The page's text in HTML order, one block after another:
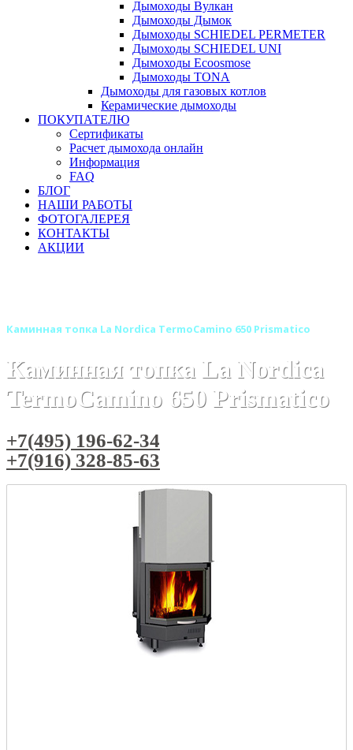
Дымоходы Вулкан
Дымоходы Дымок
Дымоходы SCHIEDEL PERMETER
Дымоходы SCHIEDEL UNI
Дымоходы Ecoosmose
Дымоходы TONA
Дымоходы для газовых котлов
Керамические дымоходы
ПОКУПАТЕЛЮ
Сертификаты
Расчет дымохода онлайн
Информация
FAQ
БЛОГ
НАШИ РАБОТЫ
ФОТОГАЛЕРЕЯ
КОНТАКТЫ
АКЦИИ
Каминная топка La Nordica TermoCamino 650 Prismatico
Каминная топка La Nordica
TermoCamino 650 Prismatico
+7(495) 196-62-34
+7(916) 328-85-63